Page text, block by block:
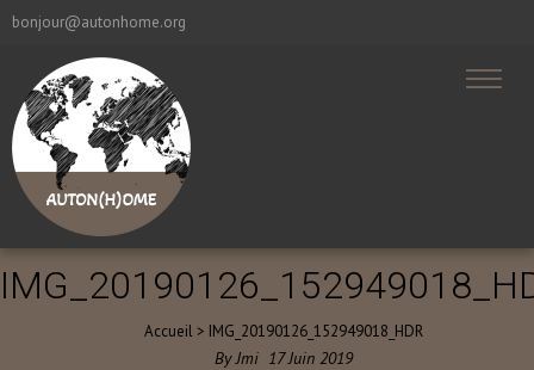
bonjour@autonhome.org
Accueil > IMG_20190126_152949018_HDR
ByJmi 17 Juin 2019